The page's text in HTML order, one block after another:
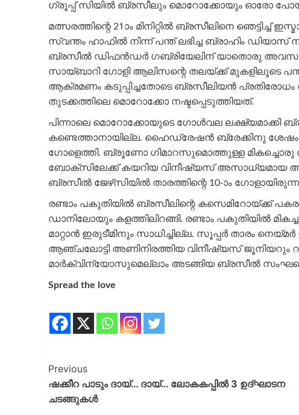
ഗ്രൂപ്പ് സിയിൽ ബ്രസീലും മൊറോക്കോയും ഓരോ
മത്സരത്തിന്റെ 21ാം മിനിറ്റിൽ ബ്രസീലിനെ
സ്വന്തം ഹാഫിൽ നിന്ന് പന്ത് ലഭിച്ച ബ്രാഹിം
ബ്രസീൽ ഡിഫൻഡർ ഗബ്രിയേലിന് യാതൊരു
സായ്ബാറി ഗോളി ആലിസന്റെ തലയ്ക്ക് മുകളിലൂടെ
ആക്രമണം കടുപ്പിച്ചതോടെ ബ്രസീലിയൻ
തുടക്കത്തിലെ മൊറോക്കോ നഷ്ടപ്പെടുത്തിയത്.
പിന്നാലെ മൊറോക്കോയുടെ ഗോൾവല ലക്ഷ്യമാക്കി
കണ്ടെത്താനായില്ല. ഹൈഡ്രേഷൻ ബ്രേക്കിനു
ഗോളെത്തി. ബ്രൂണോ ഗിമാറസുമൊത്തുള്ള മികച്ചൊരു
ബോക്‌സിലേക്ക് കയറിയ വിനീഷ്യസ് അസാധ്യമായ
ബ്രസീൽ ജേഴ്‌സിയിൽ താരത്തിന്റെ 10-ാം
രണ്ടാം പകുതിയിൽ ബ്രസീലിന്റെ കസെമിറോയ്ക്ക്
ഡാനിലോയും കളത്തിലിറങ്ങി. രണ്ടാം പകുതിയിൽ
മാറ്റാൻ ഇരുടീമിനും സാധിച്ചില്ല. സൂപ്പർ താരം
ആഞ്ചലോട്ടി അണിനിരത്തിയ വിനീഷ്യസ്
മാർക്വിന്യോസുമെല്ലാം അടങ്ങിയ ബ്രസീൽ സംഘത്തെ
Spread the love
Previous
ഷക്കീറ പാടും ദായ്… ദായ്… ലോകകപ്പിൽ 3 ഉദ്ഘാടന
ചടങ്ങുകൾ